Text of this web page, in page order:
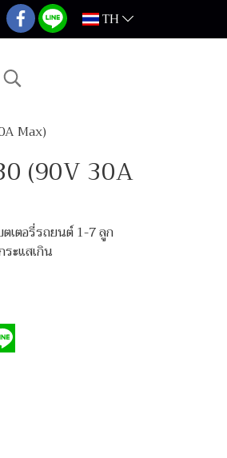
TH
Max)
(90V 30A
เตอรี่รถยนต์ 1-7 ลูก
ะแสเกิน